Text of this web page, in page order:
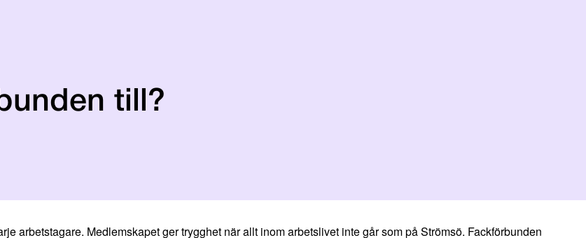
till?
arbetstagare. Medlemskapet ger trygghet när allt inom arbetslivet inte går som på Strömsö. Fackförbunden